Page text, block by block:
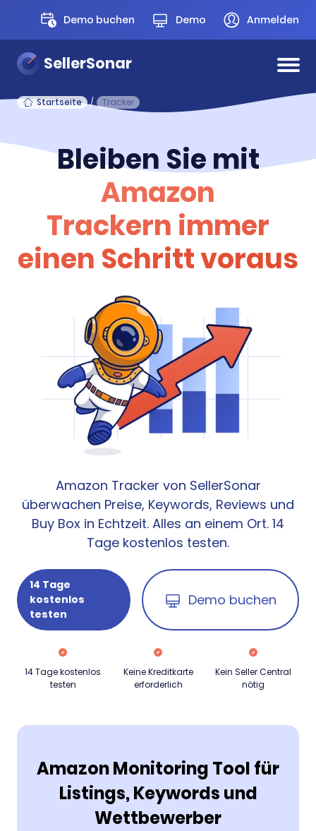
Demo buchen Demo Anmelden
SellerSonar
Startseite / Tracker
Bleiben Sie mit
Amazon
Trackern immer
einen Schritt voraus
Amazon Tracker von SellerSonar
überwachen Preise, Keywords, Reviews und
Buy Box in Echtzeit. Alles an einem Ort. 14
Tage kostenlos testen.
14 Tage
kostenlos
testen
Demo buchen
14 Tage kostenlos
testen
Keine Kreditkarte
erforderlich
Kein Seller Central
nötig
Amazon Monitoring Tool für
Listings, Keywords und
Wettbewerber